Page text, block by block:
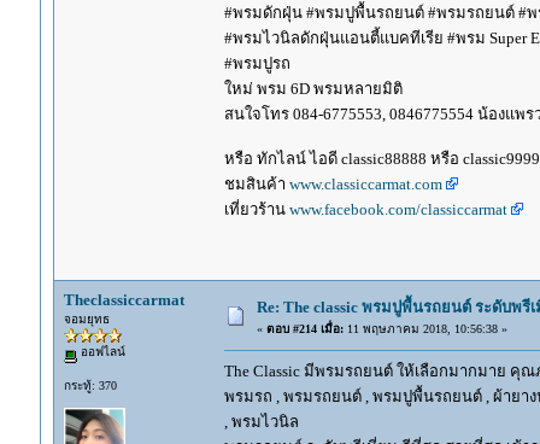
#พรมดักฝุ่น #พรมปูพื้นรถยนต์ #พรมรถยนต์ #พ
#พรมไวนิลดักฝุ่นแอนตี้แบคทีเรีย #พรม Super
#พรมปูรถ
ใหม่ พรม 6D พรมหลายมิติ
สนใจโทร 084-6775553, 0846775554 น้องแพร
หรือ ทักไลน์ ไอดี classic88888 หรือ
ชมสินค้า www.classiccarmat.com
เที่ยวร้าน www.facebook.com/classiccarmat
Theclassiccarmat
จอมยุทธ
ออฟไลน์
กระทู้: 370
Re: The classic พรมปูพื้นรถยนต์ ระดับพรี
« ตอบ #214 เมื่อ:11 พฤษภาคม 2018, 10:56:38 »
The Classic มีพรมรถยนต์ ให้เลือกมากมาย คุ
พรมรถ , พรมรถยนต์ , พรมปูพื้นรถยนต์ , ผ้ายา
, พรมไวนิล